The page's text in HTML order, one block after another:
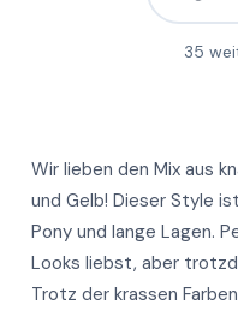
Mehr
Mehr
Mehr
Mehr
35
Wir lieben den Mix aus
und Gelb! Dieser Style
Pony und lange Lagen.
Looks liebst, aber
Trotz der krassen